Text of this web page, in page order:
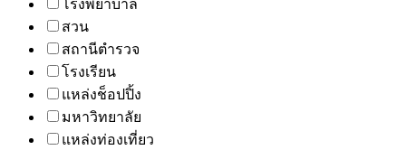
โรงพยาบาล
สวน
สถานีตำรวจ
โรงเรียน
แหล่งช็อปปิ้ง
มหาวิทยาลัย
แหล่งท่องเที่ยว